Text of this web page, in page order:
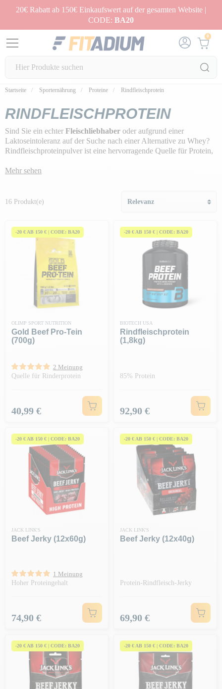
20€ Rabatt ab 150€ Einkaufswert auf der gesamten Website |
CODE: BA20
0
Startseite Sporternährung Proteine Rindfleischprotein
RINDFLEISCHPROTEIN
Sind Sie ein echter Fleischliebhaber oder aufgrund einer
Laktoseintoleranz auf der Suche nach einer Alternative zu Whey?
Rindfleischproteinpulver ist eine hervorragende Quelle für Protein,
zu erzielen.
Mehr sehen
16 Produkt(e)
-20 € AB 150 € | CODE: BA20
OLIMP SPORT NUTRITION
Gold Beef Pro-Tein
(700g)
2 Meinung
Quelle für Rinderprotein
Preis
40,99 €
-20 € AB 150 € | CODE: BA20
BIOTECH USA
Rindfleischprotein
(1,8kg)
85% Protein
Preis
92,90 €
-20 € AB 150 € | CODE: BA20
JACK LINK'S
Beef Jerky (12x60g)
1 Meinung
Hoher Proteingehalt
Preis
74,90 €
-20 € AB 150 € | CODE: BA20
JACK LINK'S
Beef Jerky (12x40g)
Protein-Rindfleisch-Jerky
Preis
69,90 €
-20 € AB 150 € | CODE: BA20 -20 € AB 150 € | CODE: BA20